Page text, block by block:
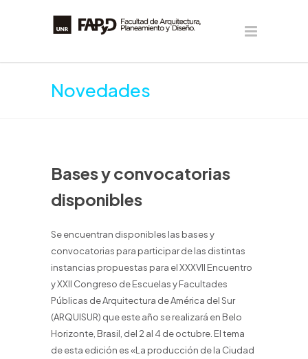
Novedades
Bases y convocatorias
disponibles
Se encuentran disponibles las bases y
convocatorias para participar de las distintas
instancias propuestas para el XXXVII Encuentro
y XXII Congreso de Escuelas y Facultades
Públicas de Arquitectura de América del Sur
(ARQUISUR) que este año se realizará en Belo
Horizonte, Brasil, del 2 al 4 de octubre. El tema
de esta edición es «La producción de la Ciudad